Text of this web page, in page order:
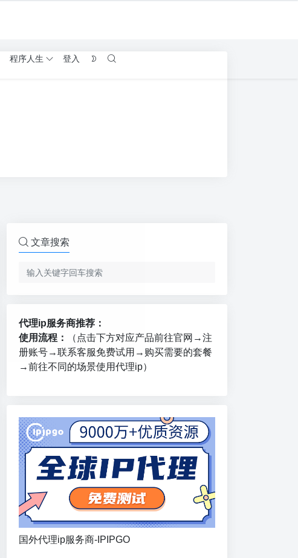
程序人生
登入
文章搜索
代理ip服务商推荐：
使用流程：
（点击下方对应产品前往官网→注
册账号→联系客服免费试用→购买需要的套餐
→前往不同的场景使用代理ip）
国外代理ip服务商-IPIPGO